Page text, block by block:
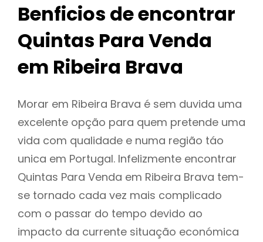
Benficios de encontrar
Quintas Para Venda
em Ribeira Brava
Morar em Ribeira Brava é sem duvida uma
excelente opção para quem pretende uma
vida com qualidade e numa região táo
unica em Portugal. Infelizmente encontrar
Quintas Para Venda em Ribeira Brava tem-
se tornado cada vez mais complicado
com o passar do tempo devido ao
impacto da currente situação económica